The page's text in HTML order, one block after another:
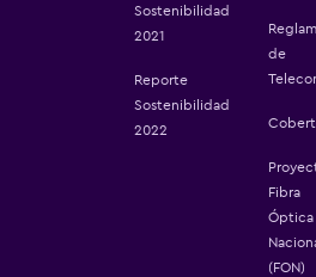
Sostenibilidad
2021
Reporte
Sostenibilidad
2022
de
Fibra
Óptica
(FON)